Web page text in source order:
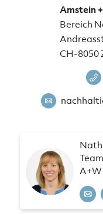
Amstein
Bereich
CH-8050
A+W